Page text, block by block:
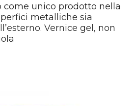
unico prodotto nella
metalliche sia
Vernice gel, non